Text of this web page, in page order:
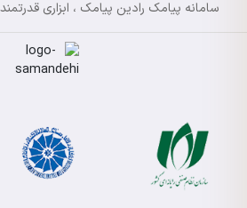
سامانه پیامک رادین پیامک ، ابزاری